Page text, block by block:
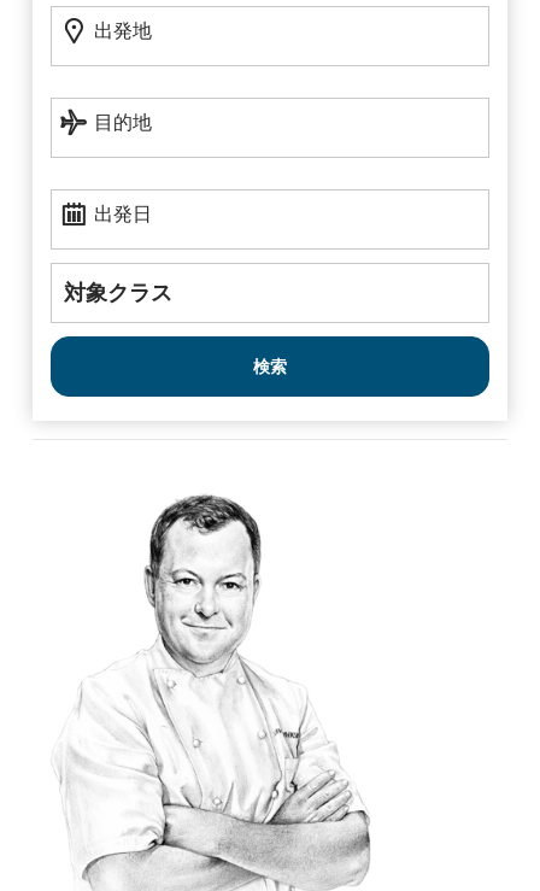
[トップ]
エア・カナダ バレーサービス
ビスです。
エア・カナダ バレーサービスは、トロント・ピアソン国際空港に
て、国内線からアジア、ヨーロッパ、南アメリカ路線にお乗り継
ぎのエア・カナダ シグネチャークラスの対象のお客様にご利用い
ただけます。ご利用当日、ターミナルでコンシェルジュがお出迎
えし、高級車で駐機場を通ってエア・カナダ シグネチャースイー
トまでご案内いたします。
*対象条件: エア・カナダ シグネチャークラス（J、C、D、Z、Pクラス）で予
約・発券された航空券、またはアエロプラン ビジネスクラス フレキシブル特
典として予約された特典航空券をお持ちで、カナダ国内線からトロント・ピア
ソン国際空港またはバンクーバー国際空港でお乗り継ぎのヨーロッパ、アジ
ア、南アメリカ、オーストラリア、ニュージーランド行きエア・カナダ運航便
をご利用のお客様。空席状況によります。
ラ
ト
状
況:
路
で
検
索
出
発
出発地
目
的
目的地
出
発
日
出発日
対
象
ク
ラ
ス
検索